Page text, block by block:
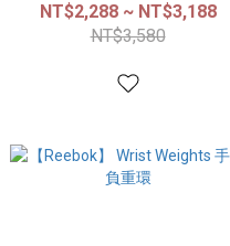
NT$2,288 ~ NT$3,188
NT$3,580